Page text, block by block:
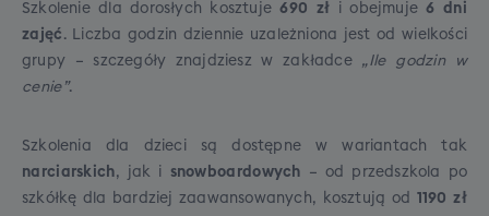
zorganizujemy transportem alternatywnym
(najczęściej autokar antenkowy, ale czasami też
bezwzględnie poczeka na Ciebie w punkcie
przesiadkowym, co nie jest gwarantowane przy
W trosce o bezpieczeństwo i komfort Waszej
podróży obowiązujące limity bagażu będą
+250PLN
Szkolenie dla dorosłych kosztuje690 zł i obejmuje6 dni
zajęć . Liczba godzin dziennie uzależniona jest od wielkości
grupy – szczegóły znajdziesz w zakładce „Ile godzin w
cenie”.
Szkolenia dla dzieci są dostępne w wariantach tak
narciarskich, jak i snowboardowych – od przedszkola po
szkółkę dla bardziej zaawansowanych, kosztują od 1190 zł